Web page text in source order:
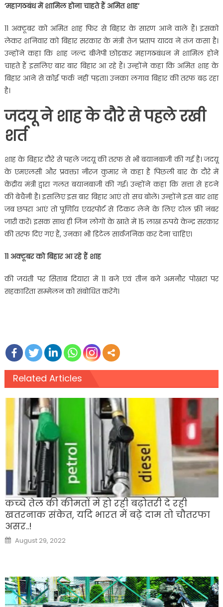
‘महागठबंध में शामिल होना चाहते हैं अमित शाह’
11 अक्टूबर को अमित शाह फिर से बिहार के सारण आने वाले हैं। इसको
लेकर शनिवार को बिहार सरकार के मंत्री तेज प्रताप यादव ने तंज कसा है।
उन्होंने कहा कि शाह जल्द बीजेपी छोड़कर महागठबंधन में शामिल होने
चाहते हैं इसलिए बार बार बिहार आ रहे हैं। उन्होंने कहा कि अमित शाह के
बिहार आने से कोई फर्क नहीं पड़ता। उनका लगाव बिहार की तरफ बढ़ रहा
है।
जदयू ने शाह के दौरे से पहले रखी
शर्त
शाह के बिहार दौरे से पहले जदयू की तरफ से भी बयानबाजी की गई है। जदयू
के एमएलसी और प्रवक्ता नीरज कुमार ने कहा है पिछली बार के दौरे में
केंद्रीय मंत्री द्वारा गलत बयानबाजी की गई। उन्होंने कहा कि सत्ता से हटने
की बेचैनी है। इसलिए इस बार बिहार आएं तो सच बोलें। उन्होंने इस बार शाह
जब छपरा आएं तो पूर्णिाय एयरपोर्ट से टिकट लेने के लिए टोल फ्री नंबर
जारी करें। इसक साथ ही जिन लोगों के खाते में 15 लाख रुपये केन्द्र सरकार
की तरफ दिए गए हैं, उनका भी डिटेल सार्वजनिक कर देना चाहिए।
11 अक्टूबर को बिहार आ रहे हैं शाह
की जयंती पर सिताब दियारा में 11 बजे एवं तीन बजे अमनौर पोखरा पर
सहकारिता सम्मेलन को संबोधित करेंगे।
Related Articles
कच्‍चे तेल की कीमतों में हो रही बढ़ोतरी दे रही
खतरनाक संकेत, यदि भारत में बढ़े दाम तो चौतरफा
असर..!
Posted
on
August 29, 2022